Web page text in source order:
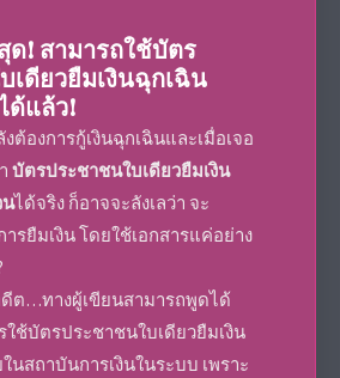
ด! สามารถใช้บัตร
เดียวยืมเงินฉุกเฉิน
ด้แล้ว!
ต้องการกู้เงินฉุกเฉินและเมื่อเจอ
บัตรประชาชนใบเดียวยืมเงิน
นได้จริง ก็อาจจะลังเลว่า จะ
รยืมเงิน โดยใช้เอกสารแค่อย่าง
ต…ทางผู้เขียนสามารถพูดได้
รใช้บัตรประชาชนใบเดียวยืมเงิน
นสถาบันการเงินในระบบ เพราะ